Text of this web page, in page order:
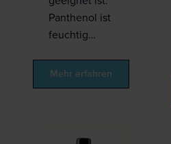
Panthenol ist
feuchtig…
Mehr erfahren